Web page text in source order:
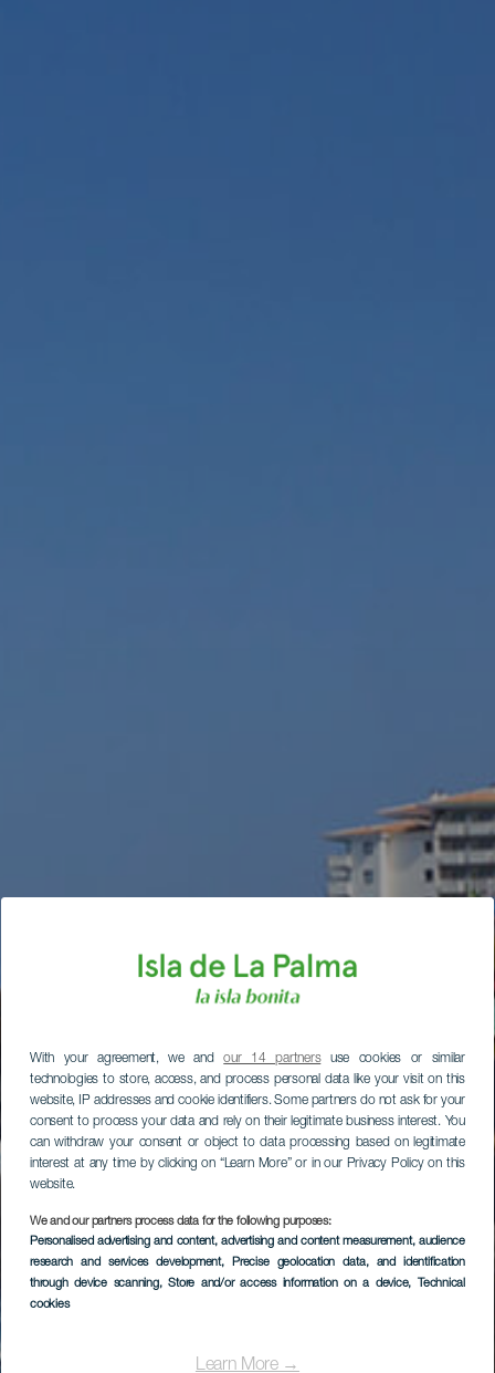
With your agreement, we andour 14 partnersuse cookies or similar
technologies to store, access, and process personal data like your visit on this
website, IP addresses and cookie identifiers. Some partners do not ask for your
consent to process your data and rely on their legitimate business interest. You
can withdraw your consent or object to data processing based on legitimate
interest at any time by clicking on “Learn More” or in our Privacy Policy on this
website.
We and our partners process data for the following purposes:
Personalised advertising and content, advertising and content measurement, audience
research and services development, Precise geolocation data, and identification
through device scanning, Store and/or access information on a device, Technical
cookies
Learn More →